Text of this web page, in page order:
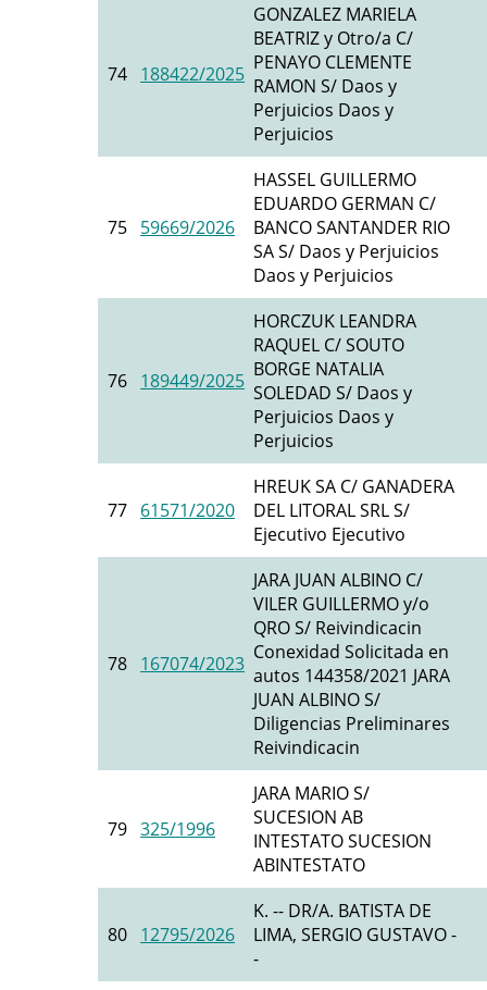
74 188422/2025
GONZALEZ MARIELA
BEATRIZ y Otro/a C/
PENAYO CLEMENTE
RAMON S/ Daos y
Perjuicios Daos y
Perjuicios
75 59669/2026
HASSEL GUILLERMO
EDUARDO GERMAN C/
BANCO SANTANDER RIO
SA S/ Daos y Perjuicios
Daos y Perjuicios
76 189449/2025
HORCZUK LEANDRA
RAQUEL C/ SOUTO
BORGE NATALIA
SOLEDAD S/ Daos y
Perjuicios Daos y
Perjuicios
77 61571/2020
HREUK SA C/ GANADERA
DEL LITORAL SRL S/
Ejecutivo Ejecutivo
78 167074/2023
JARA JUAN ALBINO C/
VILER GUILLERMO y/o
QRO S/ Reivindicacin
Conexidad Solicitada en
autos 144358/2021 JARA
JUAN ALBINO S/
Diligencias Preliminares
Reivindicacin
79 325/1996
JARA MARIO S/
SUCESION AB
INTESTATO SUCESION
ABINTESTATO
80 12795/2026
K. -- DR/A. BATISTA DE
LIMA, SERGIO GUSTAVO -
-